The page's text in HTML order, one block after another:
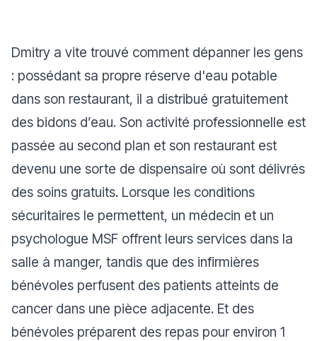
Dmitry a vite trouvé comment dépanner les gens
: possédant sa propre réserve d'eau potable
dans son restaurant, il a distribué gratuitement
des bidons d’eau. Son activité professionnelle est
passée au second plan et son restaurant est
devenu une sorte de dispensaire où sont délivrés
des soins gratuits. Lorsque les conditions
sécuritaires le permettent, un médecin et un
psychologue MSF offrent leurs services dans la
salle à manger, tandis que des infirmières
bénévoles perfusent des patients atteints de
cancer dans une pièce adjacente. Et des
bénévoles préparent des repas pour environ 1